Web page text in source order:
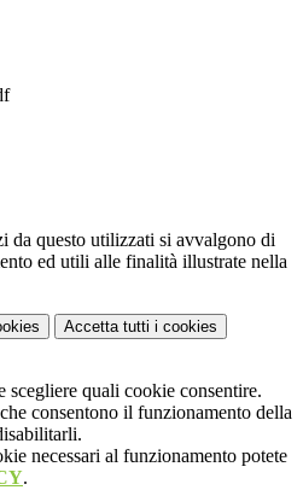
da questo utilizzati si avvalgono di
ed utili alle finalità illustrate nella
Accetta tutti i cookies
scegliere quali cookie consentire.
consentono il funzionamento della
necessari al funzionamento potete
.